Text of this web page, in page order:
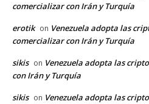
comercializar con Irán y Turquía
erotik on Venezuela adopta las
comercializar con Irán y Turquía
sikis on Venezuela adopta las
con Irán y Turquía
sikis on Venezuela adopta las